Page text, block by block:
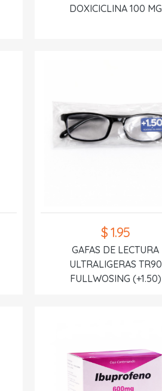
DOXICICLINA 100 MG
$ 1.95
GAFAS DE LECTURA
ULTRALIGERAS TR90
FULLWOSING (+1.50)